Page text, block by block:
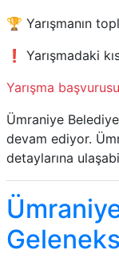
🏆 Yarışmanın
❗ Yarışmadaki
Yarışma
Ümraniye
devam ediyor.
detaylarına